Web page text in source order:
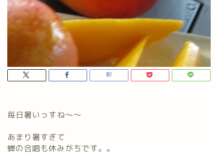
毎日暑いっすね～～
あまり暑すぎて
蝉の合唱も休みがちです。。